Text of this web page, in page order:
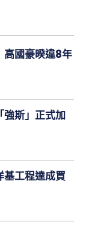
國豪暌違8年
斯」正式加
工程達成買